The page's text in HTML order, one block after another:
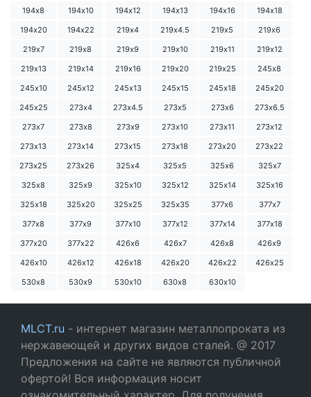
194х8
194х10 194х12 194х13 194х16
194х18
194х20
194х22 219х4 219х4.5 219х5
219х6
219х7
219х8 219х9 219х10 219х11
219х12
219х13
219х14 219х16 219х20 219х25
245х8
245х10
245х12 245х13 245х15 245х18
245х20
245х25
273х4 273х4.5 273х5 273х6
273х6.5
273х7
273х8 273х9 273х10 273х11
273х12
273х13
273х14 273х15 273х18 273х20
273х22
273х25
273х26 325х4 325х5 325х6
325х7
325х8
325х9 325х10 325х12 325х14
325х16
325х18
325х20 325х25 325х35 377х6
377х7
377х8
377х9 377х10 377х12 377х14
377х18
377х20
377х22 426х6 426х7 426х8
426х9
426х10
426х12 426х18 426х20 426х22
426х25
530х8
530х9 530х10 630х8 630х10
MLCT.ru - интернет магазин металлопроката из
нержавеющей и других видов сталей. @ 2017
Предложения на сайте не являются публичной
офертой! Вся информация носит